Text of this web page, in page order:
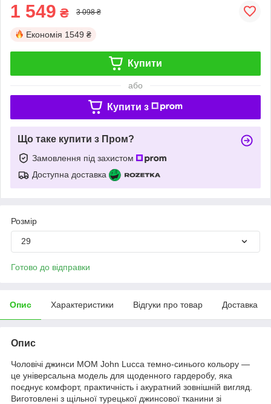
1 549 ₴ 3 098 ₴
Економія 1549 ₴
Купити
або
Купити з
Що таке купити з Пром?
Замовлення під захистом
Доступна доставка
Розмір
29
Готово до відправки
Опис Характеристики Відгуки про товар Доставка
Опис
Чоловічі джинси МОМ John Lucca темно-синього кольору —
це універсальна модель для щоденного гардеробу, яка
поєднує комфорт, практичність і акуратний зовнішній вигляд.
Виготовлені з щільної турецької джинсової тканини зі